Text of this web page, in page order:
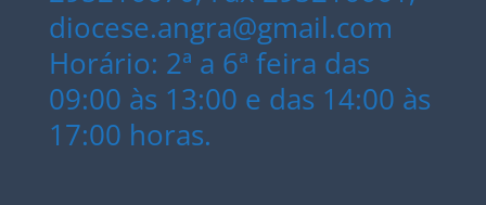
diocese.angra@gmail.com
Horário: 2ª a 6ª feira das
09:00 às 13:00 e das 14:00 às
17:00 horas.